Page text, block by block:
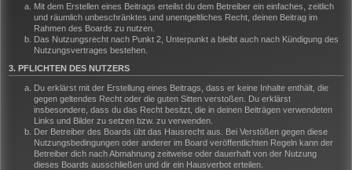
Mit dem Erstellen eines Beitrags erteilst du dem Betreiber ein einfaches, zeitlich
und räumlich unbeschränktes und unentgeltliches Recht, deinen Beitrag im
Rahmen des Boards zu nutzen.
Das Nutzungsrecht nach Punkt 2, Unterpunkt a bleibt auch nach Kündigung des
Nutzungsvertrages bestehen.
3. PFLICHTEN DES NUTZERS
Du erklärst mit der Erstellung eines Beitrags, dass er keine Inhalte enthält, die
gegen geltendes Recht oder die guten Sitten verstoßen. Du erklärst
insbesondere, dass du das Recht besitzt, die in deinen Beiträgen verwendeten
Links und Bilder zu setzen bzw. zu verwenden.
Der Betreiber des Boards übt das Hausrecht aus. Bei Verstößen gegen diese
Nutzungsbedingungen oder anderer im Board veröffentlichten Regeln kann der
Betreiber dich nach Abmahnung zeitweise oder dauerhaft von der Nutzung
dieses Boards ausschließen und dir ein Hausverbot erteilen.